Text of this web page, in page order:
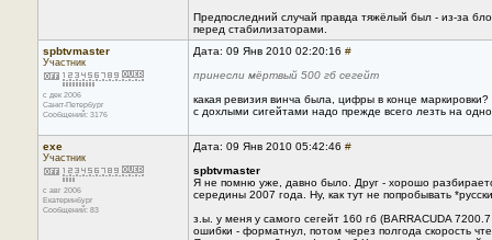
Предпоследний случай правда тяжёлый был - из-за
перед стабилизаторами.
spbtvmaster
Участник
с дек 2006
Санкт-Петербург
Сообщений: 3176
Дата: 09 Янв 2010 02:20:16 #
принесли мёртвый 500 гб сегейт
какая ревизия винча была, цифры в конце маркировки?
с дохлыми сигейтами надо прежде всего лезть на
exe
Участник
с авг 2006
Екатеринбург
Сообщений: 83
Дата: 09 Янв 2010 05:42:46 #
spbtvmaster
Я не помню уже, давно было. Друг - хорошо
середины 2007 года. Ну, как тут не попробывать
з.ы. у меня у самого сегейт 160 гб (BARRACUDA
ошибки - форматнул, потом через полгода скорость